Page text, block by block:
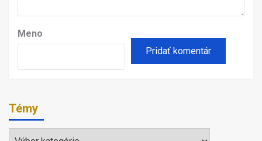
Meno
Témy
Témy